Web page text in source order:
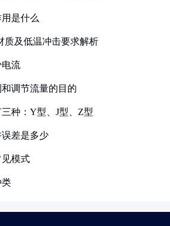
是什么
质及低温冲击要求解析
流
调节流量的目的
种：Y型、J型、Z型
差是多少
模式
类